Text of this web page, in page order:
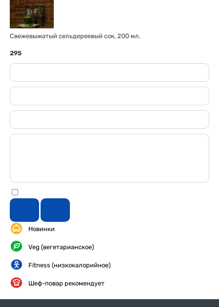
Свежевыжатый сельдереевый сок, 200 мл.
295
Новинки
Veg (вегетарианское)
Fitness (низкокалорийное)
Шеф-повар рекомендует